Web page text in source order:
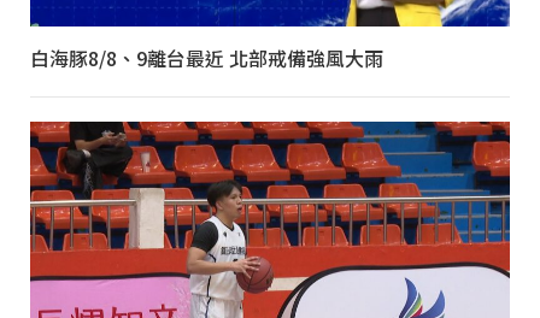
白海豚8/8、9離台最近 北部戒備強風大雨